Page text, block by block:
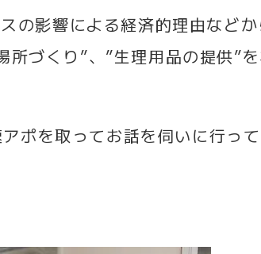
影響による経済的理由などか
づくり”、”生理用品の提供”
ポを取ってお話を伺いに行っ